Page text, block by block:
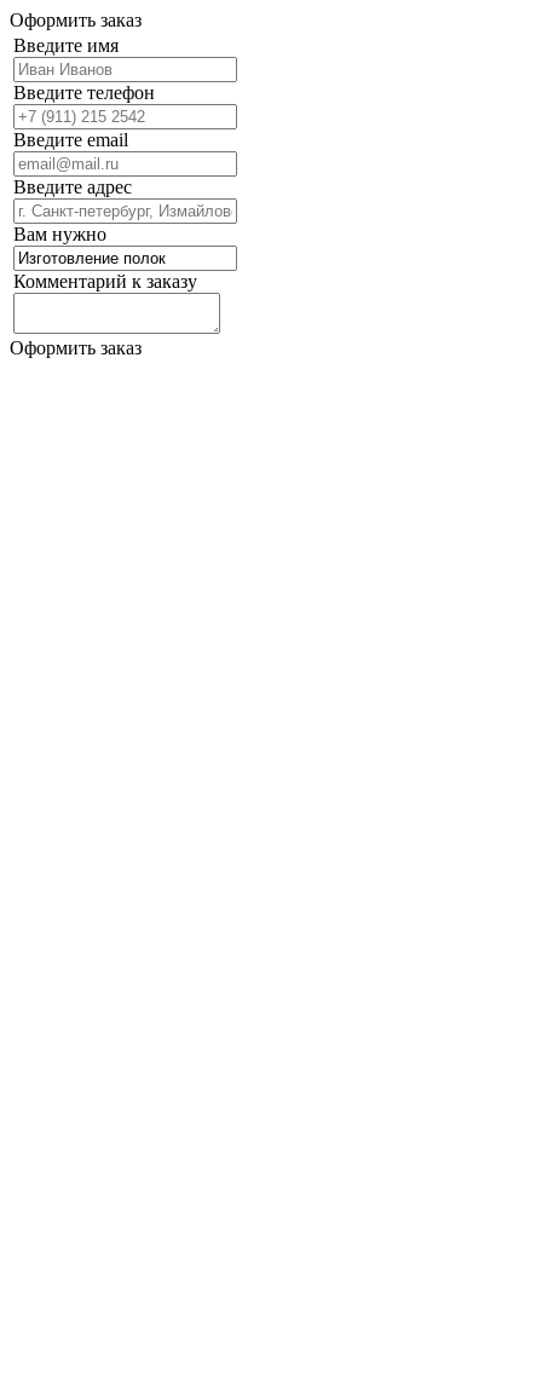
Оформить заказ
Введите имя
Введите телефон
Введите email
Введите адрес
Вам нужно
Комментарий к заказу
Оформить заказ